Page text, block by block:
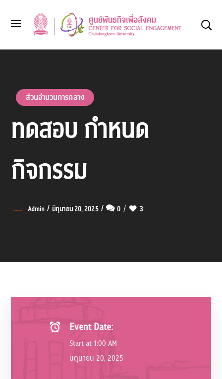
ส่วนอำนวนการกลาง
ทดสอบ กำหนด
กิจกรรม
Admin มิถุนายน 20, 2025 0 3
Event Date:
Start at 1:00 AM
มิถุนายน 20, 2025